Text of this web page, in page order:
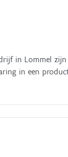
in Lommel
in een